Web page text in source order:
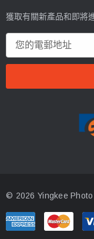
獲取有關新產品和即將
郵
© 2026 Yingkee Photo